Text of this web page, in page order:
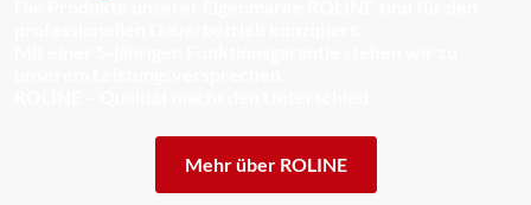
Mehr über ROLINE